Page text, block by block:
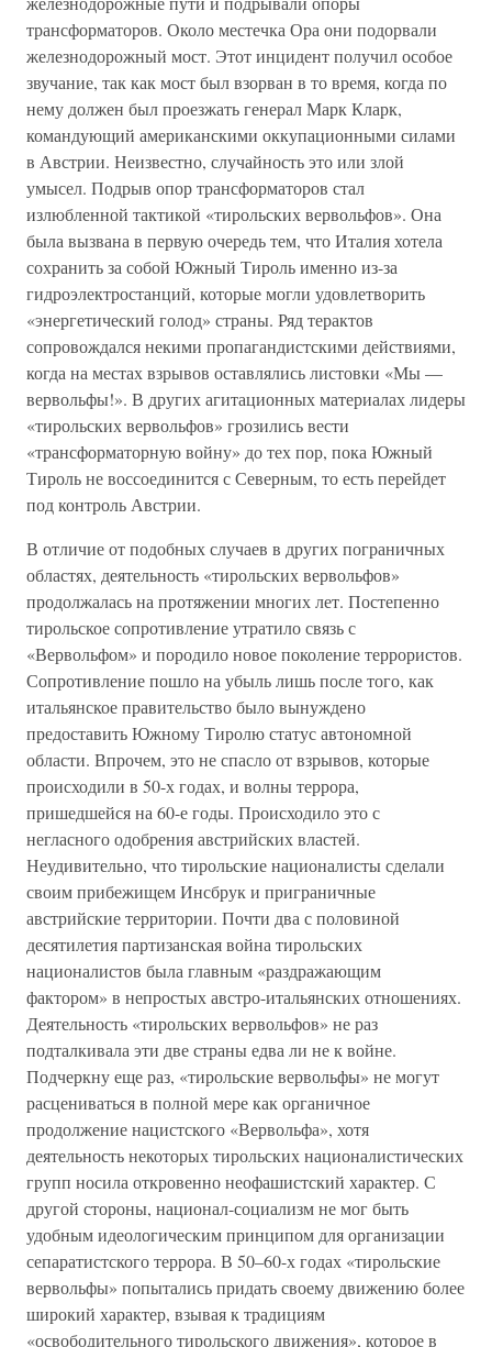
трансформаторов. Около местечка Ора они подорвали
железнодорожный мост. Этот инцидент получил особое
звучание, так как мост был взорван в то время, когда по
нему должен был проезжать генерал Марк Кларк,
командующий американскими оккупационными силами
в Австрии. Неизвестно, случайность это или злой
умысел. Подрыв опор трансформаторов стал
излюбленной тактикой «тирольских вервольфов». Она
была вызвана в первую очередь тем, что Италия хотела
сохранить за собой Южный Тироль именно из-за
гидроэлектростанций, которые могли удовлетворить
«энергетический голод» страны. Ряд терактов
сопровождался некими пропагандистскими действиями,
когда на местах взрывов оставлялись листовки «Мы —
вервольфы!». В других агитационных материалах лидеры
«тирольских вервольфов» грозились вести
«трансформаторную войну» до тех пор, пока Южный
Тироль не воссоединится с Северным, то есть перейдет
под контроль Австрии.
В отличие от подобных случаев в других пограничных
областях, деятельность «тирольских вервольфов»
продолжалась на протяжении многих лет. Постепенно
тирольское сопротивление утратило связь с
«Вервольфом» и породило новое поколение террористов.
Сопротивление пошло на убыль лишь после того, как
итальянское правительство было вынуждено
предоставить Южному Тиролю статус автономной
области. Впрочем, это не спасло от взрывов, которые
происходили в 50-х годах, и волны террора,
пришедшейся на 60-е годы. Происходило это с
негласного одобрения австрийских властей.
Неудивительно, что тирольские националисты сделали
своим прибежищем Инсбрук и приграничные
австрийские территории. Почти два с половиной
десятилетия партизанская война тирольских
националистов была главным «раздражающим
фактором» в непростых австро-итальянских отношениях.
Деятельность «тирольских вервольфов» не раз
подталкивала эти две страны едва ли не к войне.
Подчеркну еще раз, «тирольские вервольфы» не могут
расцениваться в полной мере как органичное
продолжение нацистского «Вервольфа», хотя
деятельность некоторых тирольских националистических
групп носила откровенно неофашистский характер. С
другой стороны, национал-социализм не мог быть
удобным идеологическим принципом для организации
сепаратистского террора. В 50–60-х годах «тирольские
вервольфы» попытались придать своему движению более
широкий характер, взывая к традициям
«освободительного тирольского движения», которое в